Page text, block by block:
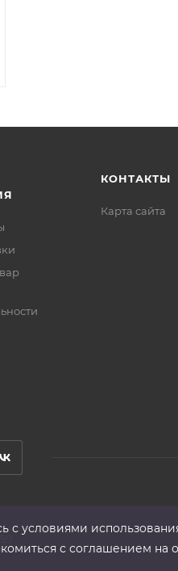
КОНТАКТЫ
Карта сайта
условиями
с соглашением на